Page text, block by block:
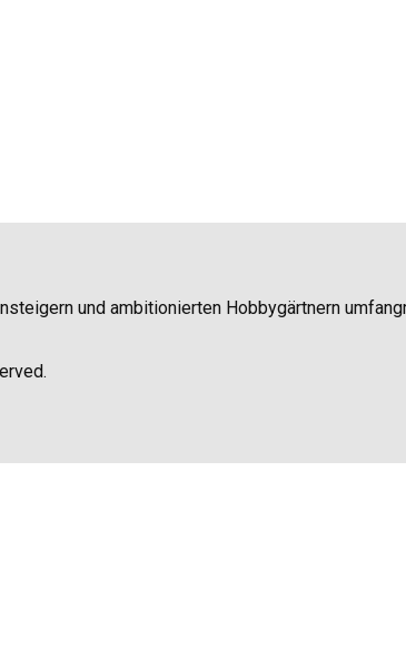
und ambitionierten Hobbygärtnern